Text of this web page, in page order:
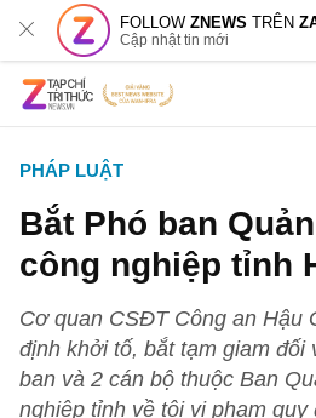
FOLLOWZNEWS TRÊN
Cập nhật tin mới
PHÁP LUẬT
Bắt Phó ban
công nghiệp tỉnh
Cơ quan CSĐT Công an Hậu
định khởi tố, bắt tạm giam đối
ban và 2 cán bộ thuộc Ban
nghiệp tỉnh về tội vi phạm